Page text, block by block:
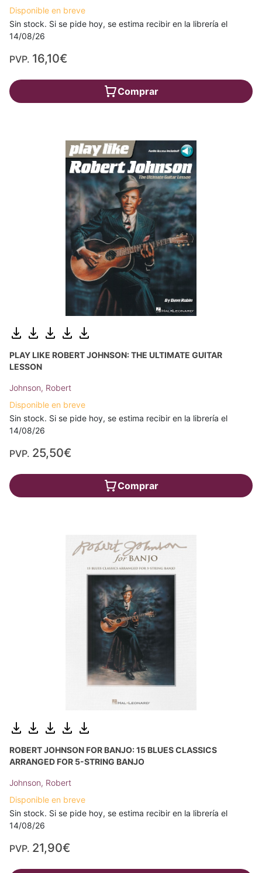
Disponible en breve
Sin stock. Si se pide hoy, se estima recibir en la librería el
14/08/26
PVP. 16,10€
Comprar
PLAY LIKE ROBERT JOHNSON: THE ULTIMATE GUITAR
LESSON
Johnson, Robert
Disponible en breve
Sin stock. Si se pide hoy, se estima recibir en la librería el
14/08/26
PVP. 25,50€
Comprar
ROBERT JOHNSON FOR BANJO: 15 BLUES CLASSICS
ARRANGED FOR 5-STRING BANJO
Johnson, Robert
Disponible en breve
Sin stock. Si se pide hoy, se estima recibir en la librería el
14/08/26
PVP. 21,90€